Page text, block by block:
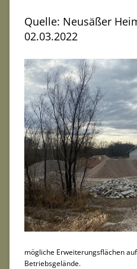
Quelle: Neusäßer
02.03.2022
mögliche Erweiterungsflächen
Betriebsgelände.